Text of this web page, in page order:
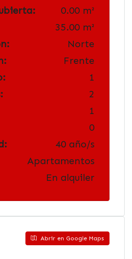
0.00 m²
35.00 m²
Norte
Frente
1
2
1
0
40 año/s
Apartamentos
En alquiler
Abrir en Google Maps